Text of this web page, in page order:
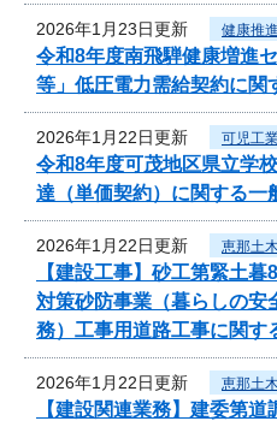
2026年1月23日更新 健康推
令和8年度南飛騨健康増進
等」低圧電力需給契約に関
2026年1月22日更新 可児工
令和8年度可茂地区県立学
達（単価契約）に関する一
2026年1月22日更新 恵那土
【建設工事】砂工第緊土
対策砂防事業（暮らしの安
務）工事用道路工事に関す
2026年1月22日更新 恵那土
【建設関連業務】建委第